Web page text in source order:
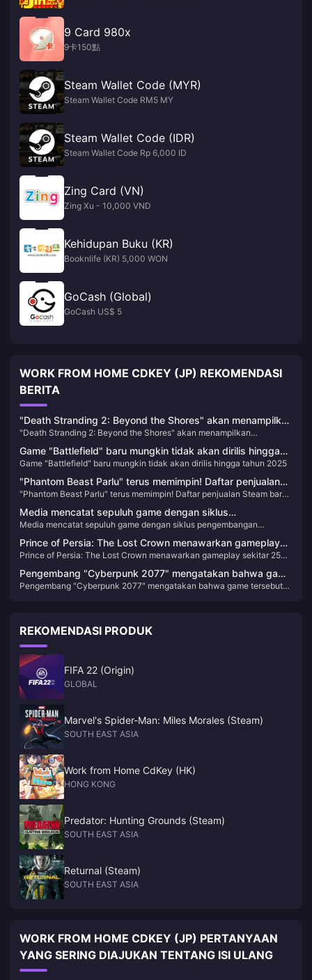
9 Card 980x
9卡150點
Steam Wallet Code (MYR)
Steam Wallet Code RM5 MY
Steam Wallet Code (IDR)
Steam Wallet Code Rp 6,000 ID
Zing Card (VN)
Zing Xu - 10,000 VND
Kehidupan Buku (KR)
Booknlife (KR) 5,000 WON
GoCash (Global)
GoCash US$ 5
WORK FROM HOME CDKEY (JP) REKOMENDASI
BERITA
"Death Stranding 2: Beyond the Shores" akan menampilkan
perubahan medan secara real-time
"Death Stranding 2: Beyond the Shores" akan menampilkan
Game "Battlefield" baru mungkin tidak akan dirilis hingga
tahun 2025
Game "Battlefield" baru mungkin tidak akan dirilis hingga tahun 2025
"Phantom Beast Parlu" terus memimpin! Daftar penjualan
Steam baru telah dirilis
"Phantom Beast Parlu" terus memimpin! Daftar penjualan Steam baru
Media mencatat sepuluh game dengan siklus
pengembangan terpanjang
Media mencatat sepuluh game dengan siklus pengembangan
Prince of Persia: The Lost Crown menawarkan gameplay
sekitar 25 jam
Prince of Persia: The Lost Crown menawarkan gameplay sekitar 25
Pengembang "Cyberpunk 2077" mengatakan bahwa game
tersebut memiliki penyesalan dalam "pilihan lahir" dan
Pengembang "Cyberpunk 2077" mengatakan bahwa game tersebut
REKOMENDASI PRODUK
FIFA 22 (Origin)
GLOBAL
Marvel's Spider-Man: Miles Morales (Steam)
SOUTH EAST ASIA
Work from Home CdKey (HK)
HONG KONG
Predator: Hunting Grounds (Steam)
SOUTH EAST ASIA
Returnal (Steam)
SOUTH EAST ASIA
WORK FROM HOME CDKEY (JP) PERTANYAAN
YANG SERING DIAJUKAN TENTANG ISI ULANG